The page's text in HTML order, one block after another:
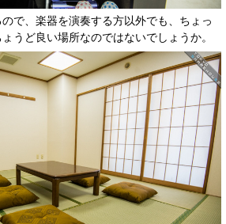
で、楽器を演奏する方以外でも、ちょっ
うど良い場所なのではないでしょうか。